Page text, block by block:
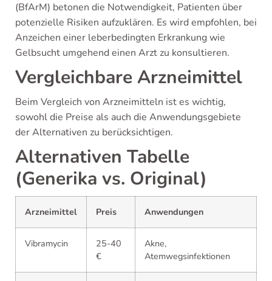
(BfArM) betonen die Notwendigkeit, Patienten über
potenzielle Risiken aufzuklären. Es wird empfohlen, bei
Anzeichen einer leberbedingten Erkrankung wie
Gelbsucht umgehend einen Arzt zu konsultieren.
Vergleichbare Arzneimittel
Beim Vergleich von Arzneimitteln ist es wichtig,
sowohl die Preise als auch die Anwendungsgebiete
der Alternativen zu berücksichtigen.
Alternativen Tabelle
(Generika vs. Original)
Arzneimittel Preis Anwendungen
Vibramycin
25-40
€
Akne,
Atemwegsinfektionen